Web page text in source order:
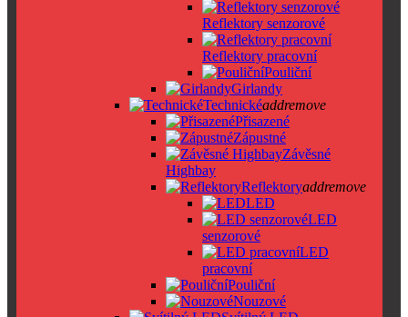
Reflektory senzorové
Reflektory pracovní
Pouliční
Girlandy
Technickéaddremove
Přisazené
Zápustné
Závěsné
Highbay
Reflektoryaddremove
LED
LED
senzorové
LED
pracovní
Pouliční
Nouzové